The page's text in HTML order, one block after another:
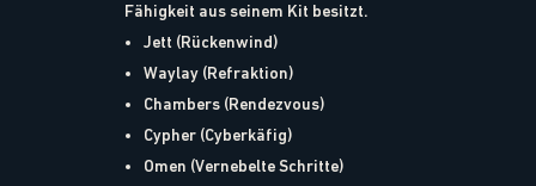
Fähigkeit aus seinem Kit besitzt.
Jett (Rückenwind)
Waylay (Refraktion)
Chambers (Rendezvous)
Cypher (Cyberkäfig)
Omen (Vernebelte Schritte)